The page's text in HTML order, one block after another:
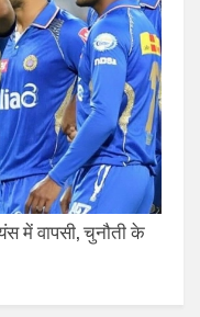
में वापसी, चुनौती के